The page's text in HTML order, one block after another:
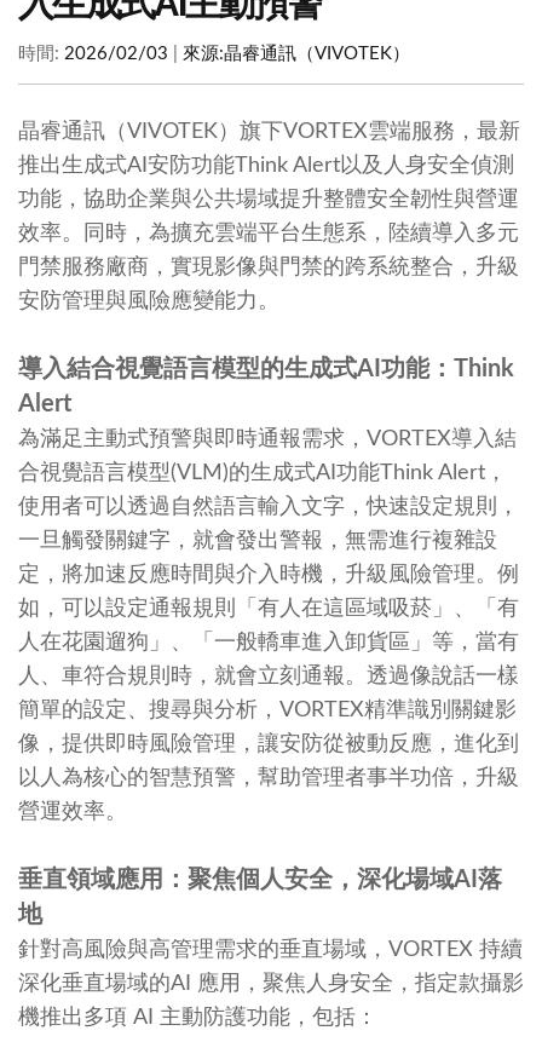
時間: 2026/02/03 來源:晶睿通訊（VIVOTEK）
晶睿通訊（VIVOTEK）旗下VORTEX雲端服務，最新
推出生成式AI安防功能Think Alert以及人身安全偵測
功能，協助企業與公共場域提升整體安全韌性與營運
效率。同時，為擴充雲端平台生態系，陸續導入多元
門禁服務廠商，實現影像與門禁的跨系統整合，升級
安防管理與風險應變能力。
導入結合視覺語言模型的生成式AI功能：Think
Alert
為滿足主動式預警與即時通報需求，VORTEX導入結
合視覺語言模型(VLM)的生成式AI功能Think Alert，
使用者可以透過自然語言輸入文字，快速設定規則，
一旦觸發關鍵字，就會發出警報，無需進行複雜設
定，將加速反應時間與介入時機，升級風險管理。例
如，可以設定通報規則「有人在這區域吸菸」、「有
人在花園遛狗」、「一般轎車進入卸貨區」等，當有
人、車符合規則時，就會立刻通報。透過像說話一樣
簡單的設定、搜尋與分析，VORTEX精準識別關鍵影
像，提供即時風險管理，讓安防從被動反應，進化到
以人為核心的智慧預警，幫助管理者事半功倍，升級
營運效率。
垂直領域應用：聚焦個人安全，深化場域AI落
地
針對高風險與高管理需求的垂直場域，VORTEX 持續
深化垂直場域的AI 應用，聚焦人身安全，指定款攝影
機推出多項 AI 主動防護功能，包括：